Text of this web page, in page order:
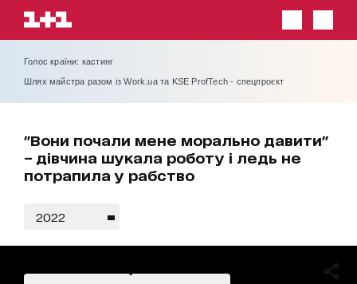
Голос країни: кастинг
Шлях майстра разом із Work.ua та KSE ProfTech - спецпроєкт
"Вони почали мене морально давити"
– дівчина шукала роботу і ледь не
потрапила у рабство
2022